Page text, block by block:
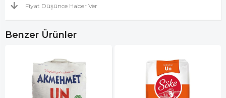
Fiyat Düşünce Haber Ver
Benzer Ürünler